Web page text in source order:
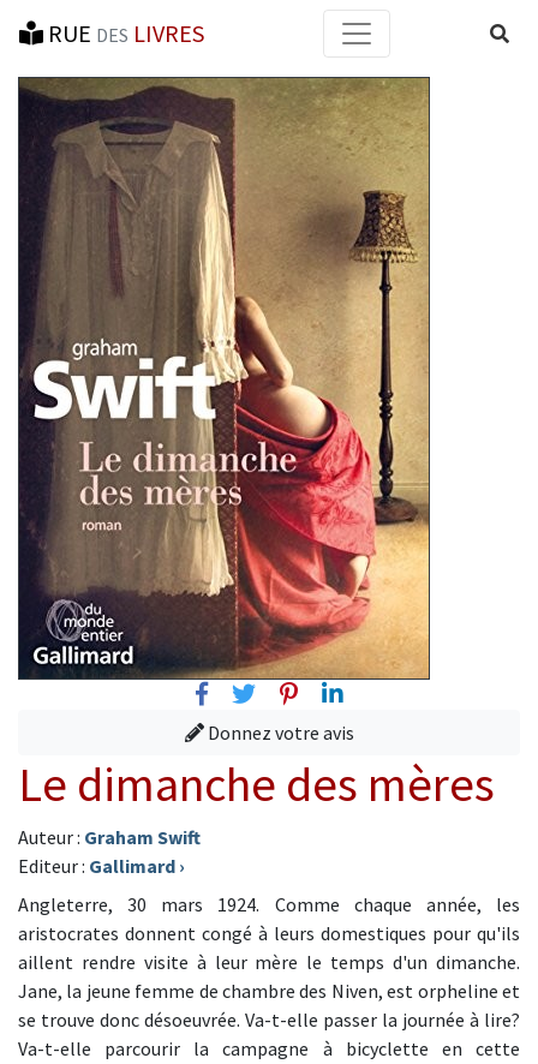
RUE DES LIVRES
FacebookTwitterPinterest
Linkedin
Donnez votre avis
Le dimanche des mères
Auteur : Graham Swift
Editeur : Gallimard ›
Angleterre, 30 mars 1924. Comme chaque année, les
aristocrates donnent congé à leurs domestiques pour qu'ils
aillent rendre visite à leur mère le temps d'un dimanche.
Jane, la jeune femme de chambre des Niven, est orpheline et
se trouve donc désoeuvrée. Va-t-elle passer la journée à lire?
Va-t-elle parcourir la campagne à bicyclette en cette